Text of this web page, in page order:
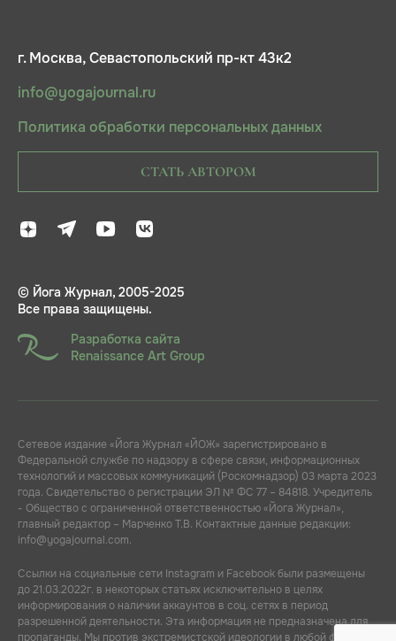
г. Москва, Севастопольский пр-кт 43к2
info@yogajournal.ru
Политика обработки персональных данных
СТАТЬ АВТОРОМ
© Йога Журнал, 2005-2025
Все права защищены.
Разработка сайта
Renaissance Art Group
Сетевое издание «Йога Журнал «ЙОЖ» зарегистрировано в
Федеральной службе по надзору в сфере связи, информационных
технологий и массовых коммуникаций (Роскомнадзор) 03 марта 2023
года. Свидетельство о регистрации ЭЛ № ФС 77 – 84818. Учредитель
- Общество с ограниченной ответственностью «Йога Журнал»,
главный редактор – Марченко Т.В. Контактные данные редакции:
info@yogajournal.com.
Ссылки на социальные сети Instagram и Facebook были размещены
до 21.03.2022г. в некоторых статьях исключительно в целях
информирования о наличии аккаунтов в соц. сетях в период
разрешенной деятельности. Эта информация не предназначена для
пропаганды. Мы против экстремистской идеологии в любой форме.